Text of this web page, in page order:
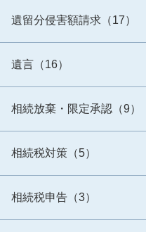
遺留分侵害額請求（17）
遺言（16）
相続放棄・限定承認（9）
相続税対策（5）
相続税申告（3）